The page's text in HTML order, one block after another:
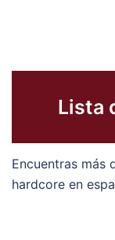
Lista
Encuentras más
hardcore en